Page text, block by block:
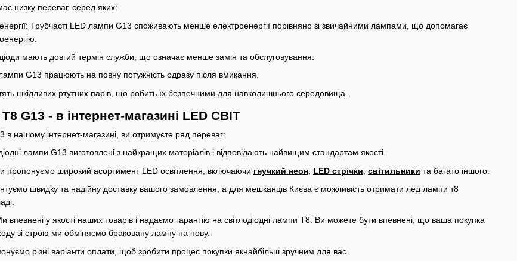
низку переваг, серед яких:
Трубчасті LED лампи G13 споживають менше електроенергії порівняно зі звичайними лампами, що допомагає
мають довгий термін служби, що означає менше замін та обслуговування.
G13 працюють на повну потужність одразу після вмикання.
шкідливих ртутних парів, що робить їх безпечними для навколишнього середовища.
G13 - в інтернет-магазині LED СВІТ
нашому інтернет-магазині, ви отримуєте ряд переваг:
лампи G13 виготовлені з найкращих матеріалів і відповідають найвищим стандартам якості.
пропонуємо широкий асортимент LED освітлення, включаючи гнучкий неон LED стрічки світильники та багато іншого.
швидку та надійну доставку вашого замовлення, а для мешканців Києва є можливість отримати лед лампи т8
впевнені у якості наших товарів і надаємо гарантію на світлодіодні лампи T8. Ви можете бути впевнені, що ваша покупка
зі строю ми обміняємо браковану лампу на нову.
різні варіанти оплати, щоб зробити процес покупки якнайбільш зручним для вас.